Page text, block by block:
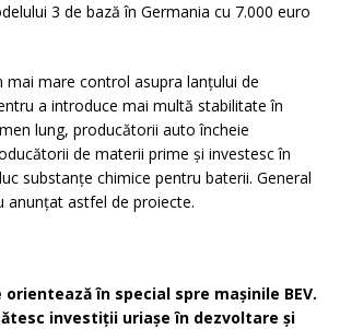
3 de bază în Germania cu 7.000 euro
mai mare control asupra lanțului de
a introduce mai multă stabilitate în
lung, producătorii auto încheie
de materii prime și investesc în
substanțe chimice pentru baterii. General
anunțat astfel de proiecte.
în special spre mașinile BEV.
investiții uriașe în dezvoltare și